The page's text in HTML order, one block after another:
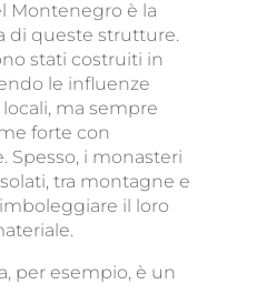
Montenegro è la
di queste strutture.
stati costruiti in
le influenze
ma sempre
forte con
Spesso, i monasteri
tra montagne e
il loro
per esempio, è un